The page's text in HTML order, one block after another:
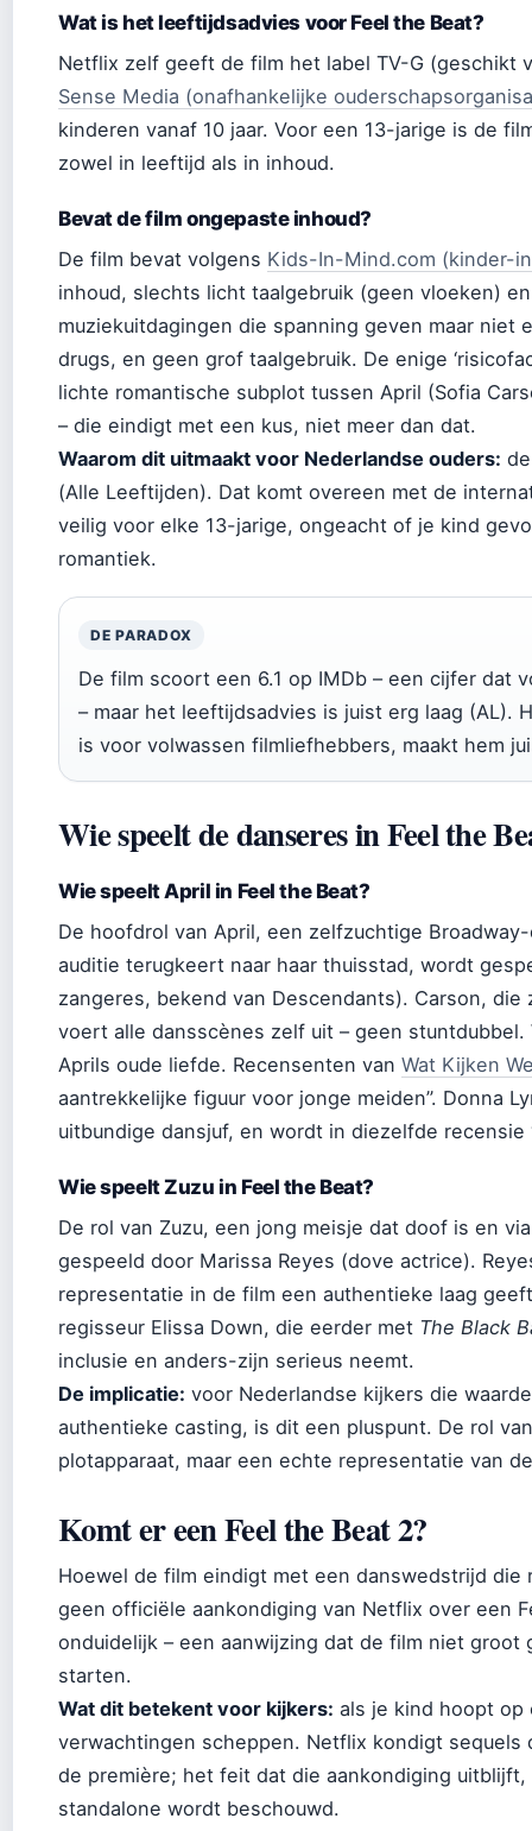
Wat is het leeftijdsadvies voor Feel the Beat?
Netflix zelf geeft de film het label TV-G (geschikt
Sense Media (onafhankelijke
kinderen vanaf 10 jaar. Voor een 13-jarige is de
zowel in leeftijd als in inhoud.
Bevat de film ongepaste inhoud?
De film bevat volgens Kids-In-Mind.com (kinder-
inhoud, slechts licht taalgebruik (geen vloeken)
muziekuitdagingen die spanning geven maar niet
drugs, en geen grof taalgebruik. De enige
lichte romantische subplot tussen April (Sofia
– die eindigt met een kus, niet meer dan dat.
Waarom dit uitmaakt voor Nederlandse ouders:
(Alle Leeftijden). Dat komt overeen met de
veilig voor elke 13-jarige, ongeacht of je kind
romantiek.
DE PARADOX
De film scoort een 6.1 op IMDb – een cijfer dat
– maar het leeftijdsadvies is juist erg laag (AL).
is voor volwassen filmliefhebbers, maakt hem
Wie speelt de danseres in Feel the
Wie speelt April in Feel the Beat?
De hoofdrol van April, een zelfzuchtige
auditie terugkeert naar haar thuisstad, wordt
zangeres, bekend van Descendants). Carson,
voert alle dansscènes zelf uit – geen
Aprils oude liefde. Recensenten van Wat Kijken
aantrekkelijke figuur voor jonge meiden”. Donna
uitbundige dansjuf, en wordt in diezelfde recensie
Wie speelt Zuzu in Feel the Beat?
De rol van Zuzu, een jong meisje dat doof is en
gespeeld door Marissa Reyes (dove actrice).
representatie in de film een authentieke laag
regisseur Elissa Down, die eerder met The Black
inclusie en anders-zijn serieus neemt.
De implicatie: voor Nederlandse kijkers die
authentieke casting, is dit een pluspunt. De rol
plotapparaat, maar een echte representatie van
Komt er een Feel the Beat 2?
Hoewel de film eindigt met een danswedstrijd die
geen officiële aankondiging van Netflix over een
onduidelijk – een aanwijzing dat de film niet
starten.
Wat dit betekent voor kijkers: als je kind hoopt op
verwachtingen scheppen. Netflix kondigt sequels
de première; het feit dat die aankondiging
standalone wordt beschouwd.